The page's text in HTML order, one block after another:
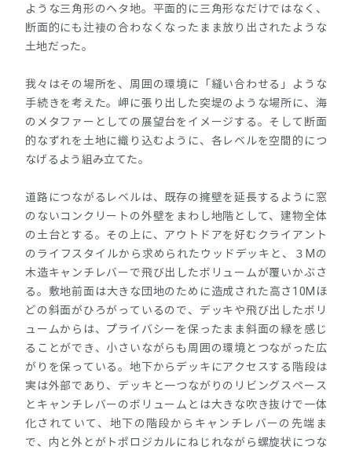
ような三角形のヘタ地。平面的に三角形なだけではなく、
断面的にも辻褄の合わなくなったまま放り出されたような
土地だった。
我々はその場所を、周囲の環境に「縫い合わせる」ような
手続きを考えた。岬に張り出した突堤のような場所に、海
のメタファーとしての展望台をイメージする。そして断面
的なずれを土地に織り込むように、各レベルを空間的につ
なげるよう組み立てた。
道路につながるレベルは、既存の擁壁を延長するように窓
のないコンクリートの外壁をまわし地階として、建物全体
の土台とする。その上に、アウトドアを好むクライアント
のライフスタイルから求められたウッドデッキと、３Mの
木造キャンチレバーで飛び出したボリュームが覆いかぶさ
る。敷地前面は大きな団地のために造成された高さ10Mほ
どの斜面がひろがっているので、デッキや飛び出したボリ
ュームからは、プライバシーを保ったまま斜面の緑を感じ
ることができ、小さいながらも周囲の環境とつながった広
がりを保っている。地下からデッキにアクセスする階段は
実は外部であり、デッキと一つながりのリビングスペース
とキャンチレバーのボリュームとは大きな吹き抜けで一体
化されていて、地下の階段からキャンチレバーの先端ま
で、内と外とがトポロジカルにねじれながら螺旋状につな